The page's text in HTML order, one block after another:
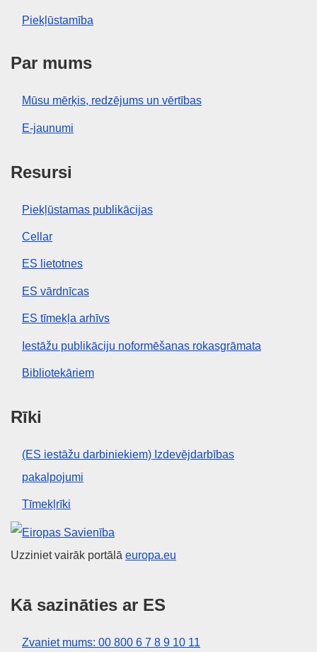
Piekļūstamība
Par mums
Mūsu mērķis, redzējums un vērtības
E-jaunumi
Resursi
Piekļūstamas publikācijas
Cellar
ES lietotnes
ES vārdnīcas
ES tīmekļa arhīvs
Iestāžu publikāciju noformēšanas rokasgrāmata
Bibliotekāriem
Rīki
(ES iestāžu darbiniekiem) Izdevējdarbības
pakalpojumi
Tīmekļrīki
Eiropas Savienība
Uzziniet vairāk portālā europa.eu
Kā sazināties ar ES
Zvaniet mums: 00 800 6 7 8 9 10 11